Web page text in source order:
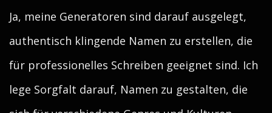
Ja, meine Generatoren sind darauf ausgelegt,
authentisch klingende Namen zu erstellen, die
für professionelles Schreiben geeignet sind. Ich
lege Sorgfalt darauf, Namen zu gestalten, die